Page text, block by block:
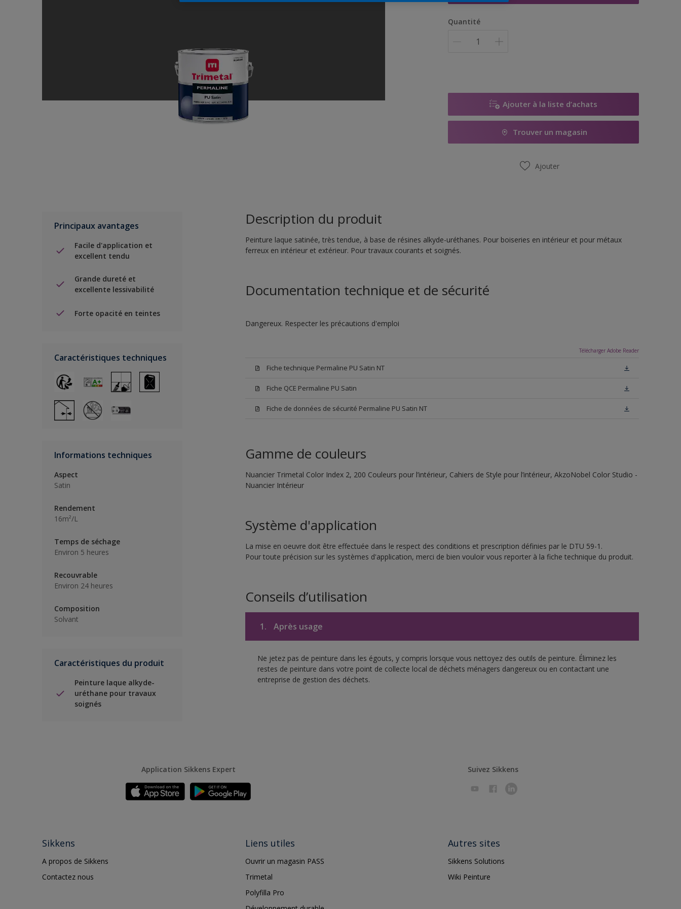
Quantité
Ajouter à la liste d’achats
Trouver un magasin
Ajouter
Principaux avantages
Facile d'application et
excellent tendu
Grande dureté et
excellente lessivabilité
Forte opacité en teintes
Caractéristiques techniques
Informations techniques
Aspect
Satin
Rendement
16m²/L
Temps de séchage
Environ 5 heures
Recouvrable
Environ 24 heures
Composition
Solvant
Caractéristiques du produit
Peinture laque alkyde-
uréthane pour travaux
soignés
Description du produit
Peinture laque satinée, très tendue, à base de résines alkyde-uréthanes. Pour boiseries en intérieur et pour métaux
ferreux en intérieur et extérieur. Pour travaux courants et soignés.
Documentation technique et de sécurité
Dangereux. Respecter les précautions d'emploi
Télécharger Adobe Reader
Fiche technique Permaline PU Satin NT
Fiche QCE Permaline PU Satin
Fiche de données de sécurité Permaline PU Satin NT
Gamme de couleurs
Nuancier Trimetal Color Index 2, 200 Couleurs pour l’intérieur, Cahiers de Style pour l’intérieur, AkzoNobel Color Studio -
Nuancier Intérieur
Système d'application
La mise en oeuvre doit être effectuée dans le respect des conditions et prescription définies par le DTU 59-1.
Pour toute précision sur les systèmes d'application, merci de bien vouloir vous reporter à la fiche technique du produit.
Conseils d’utilisation
1. Après usage
Ne jetez pas de peinture dans les égouts, y compris lorsque vous nettoyez des outils de peinture. Éliminez les
restes de peinture dans votre point de collecte local de déchets ménagers dangereux ou en contactant une
entreprise de gestion des déchets.
Application Sikkens Expert Suivez Sikkens
Sikkens
A propos de Sikkens
Contactez nous
Liens utiles
Ouvrir un magasin PASS
Trimetal
Polyfilla Pro
Autres sites
Sikkens Solutions
Wiki Peinture